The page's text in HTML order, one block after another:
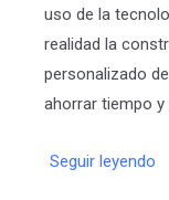
uso de la
realidad la
personalizado
ahorrar tiempo
Seguir leyendo